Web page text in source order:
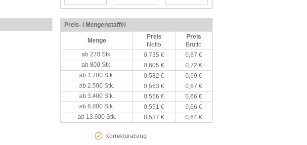
Preis- / Mengenstaffel
Menge
Preis
Netto
Preis
Brutto
ab 270 Stk.
0,735 €
0,87 €
ab 800 Stk.
0,605 €
0,72 €
ab 1.700 Stk.
0,582 €
0,69 €
ab 2.500 Stk.
0,563 €
0,67 €
ab 3.400 Stk.
0,556 €
0,66 €
ab 6.800 Stk.
0,551 €
0,66 €
ab 13.600 Stk.
0,537 € 0,64 €
Korrekturabzug